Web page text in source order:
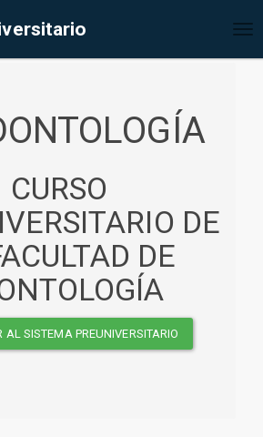
CURSO
DE
DE
AL SISTEMA PREUNIVERSITARIO